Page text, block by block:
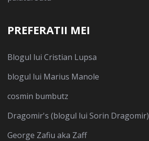
PREFERATII MEI
Blogul lui Cristian Lupsa
blogul lui Marius Manole
cosmin bumbutz
Dragomir's (blogul lui Sorin Dragomir)
George Zafiu aka Zaff